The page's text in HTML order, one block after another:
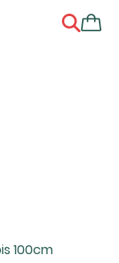
100cm